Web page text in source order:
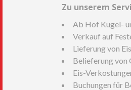
Zu unserem
Ab Hof Kugel-
Verkauf auf
Lieferung von
Belieferung von
Eis-
Buchungen für